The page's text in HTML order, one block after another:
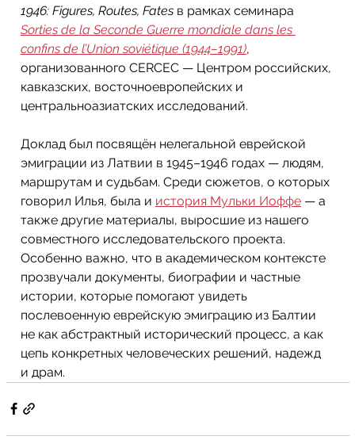
1946: Figures, Routes, Fates в рамках семинара
Sorties de la Seconde Guerre mondiale dans les
confins de l’Union soviétique (1944–1991),
организованного CERCEC — Центром российских,
кавказских, восточноевропейских и
центральноазиатских исследований.
Доклад был посвящён нелегальной еврейской
эмиграции из Латвии в 1945–1946 годах — людям,
маршрутам и судьбам. Среди сюжетов, о которых
говорил Илья, была и история Мульки Иоффе — а
также другие материалы, выросшие из нашего
совместного исследовательского проекта.
Особенно важно, что в академическом контексте
прозвучали документы, биографии и частные
истории, которые помогают увидеть
послевоенную еврейскую эмиграцию из Балтии
не как абстрактный исторический процесс, а как
цепь конкретных человеческих решений, надежд
и драм.